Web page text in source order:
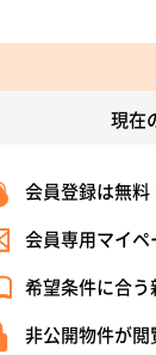
現在
会員登録は無料
会員専用マイペ
希望条件に合う
非公開物件が閲